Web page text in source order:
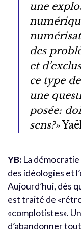
une
des
et
ce type
une
posée:
sens?»
YB: La
des idéologies et
Aujourd’hui, dès
est traité de
«complotistes».
d’abandonner